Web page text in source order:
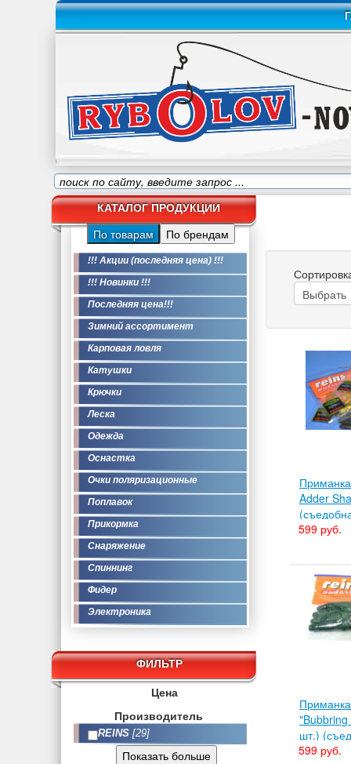
КАТАЛОГ ПРОДУКЦИИ
По товарам По брендам
!!! Акции (последняя цена) !!!
!!! Новинки !!!
Последняя цена!!!
Зимний ассортимент
Карповая ловля
Катушки
Крючки
Леска
Одежда
Оснастка
Очки поляризационные
Поплавок
Прикормка
Снаряжение
Спиннинг
Фидер
Электроника
ФИЛЬТР
Цена
Производитель
REINS [29]
Показать больше
Adder
599 руб.
шт.)
599 руб.